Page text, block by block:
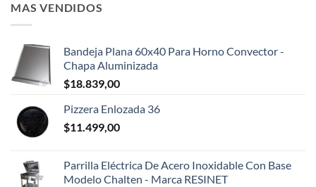
MAS VENDIDOS
Bandeja Plana 60x40 Para Horno Convector -
Chapa Aluminizada
$18.839,00
Pizzera Enlozada 36
$11.499,00
Parrilla Eléctrica De Acero Inoxidable Con Base
Modelo Chalten - Marca RESINET